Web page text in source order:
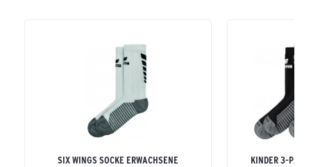
SIX WINGS SOCKE ERWACHSENE KINDER 3-